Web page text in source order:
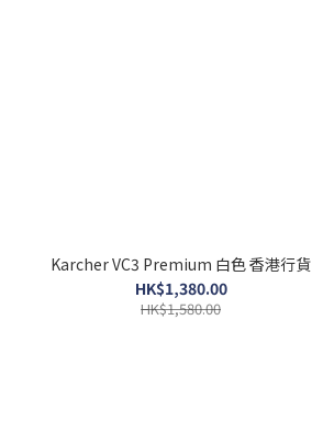
Karcher VC3 Premium 白色 香港行貨
HK$1,380.00
HK$1,580.00